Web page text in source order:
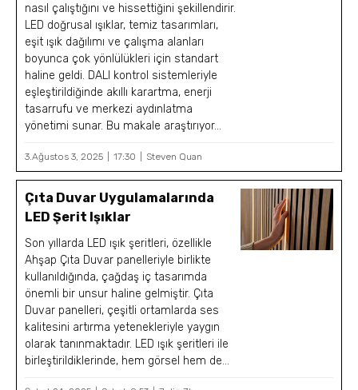
nasıl çalıştığını ve hissettiğini şekillendirir.
LED doğrusal ışıklar, temiz tasarımları,
eşit ışık dağılımı ve çalışma alanları
boyunca çok yönlülükleri için standart
haline geldi. DALI kontrol sistemleriyle
eşleştirildiğinde akıllı karartma, enerji
tasarrufu ve merkezi aydınlatma
yönetimi sunar. Bu makale araştırıyor...
3.Ağustos 3, 2025 17:30 Steven Quan
Çıta Duvar Uygulamalarında
LED Şerit Işıklar
Son yıllarda LED ışık şeritleri, özellikle
Ahşap Çıta Duvar panelleriyle birlikte
kullanıldığında, çağdaş iç tasarımda
önemli bir unsur haline gelmiştir. Çıta
Duvar panelleri, çeşitli ortamlarda ses
kalitesini artırma yetenekleriyle yaygın
olarak tanınmaktadır. LED ışık şeritleri ile
birleştirildiklerinde, hem görsel hem de...